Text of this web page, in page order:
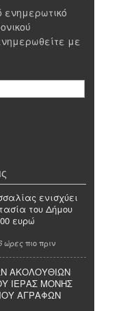
ενημερωτικό
με
ενισχύει
του Δήμου
ευρώ
ώρες πιο πριν
ΑΚΟΛΟΥΘΙΩΝ
ΙΕΡΑΣ ΜΟΝΗΣ
ΑΓΡΑΦΩΝ